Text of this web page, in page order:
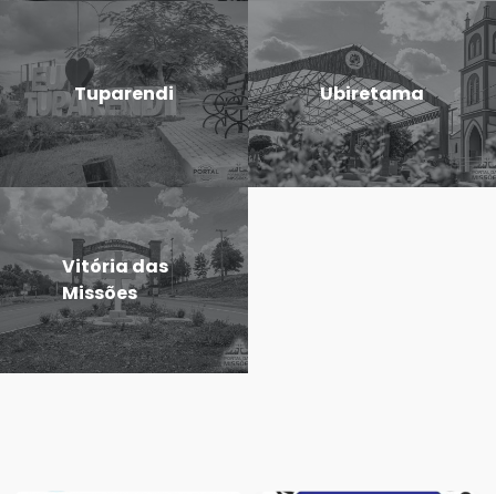
Tuparendi Ubiretama
Vitória das
Missões